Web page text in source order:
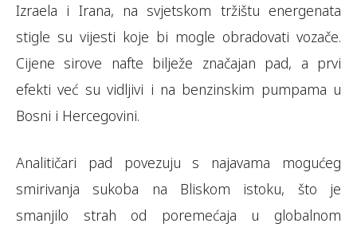
Izraela i Irana, na svjetskom tržištu energenata
stigle su vijesti koje bi mogle obradovati vozače.
Cijene sirove nafte bilježe značajan pad, a prvi
efekti već su vidljivi i na benzinskim pumpama u
Bosni i Hercegovini.
Analitičari pad povezuju s najavama mogućeg
smirivanja sukoba na Bliskom istoku, što je
smanjilo strah od poremećaja u globalnom